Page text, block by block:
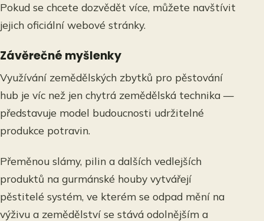
Pokud se chcete dozvědět více, můžete navštívit
jejich oficiální webové stránky.
Závěrečné myšlenky
Využívání zemědělských zbytků pro pěstování
hub je víc než jen chytrá zemědělská technika —
představuje model budoucnosti udržitelné
produkce potravin.
Přeměnou slámy, pilin a dalších vedlejších
produktů na gurmánské houby vytvářejí
pěstitelé systém, ve kterém se odpad mění na
výživu a zemědělství se stává odolnějším a